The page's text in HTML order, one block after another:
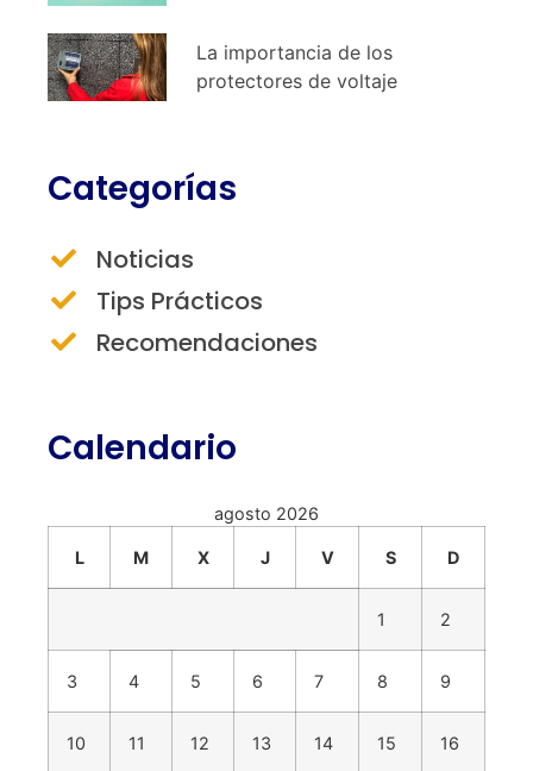
La importancia de los
protectores de voltaje
Categorías
Noticias
Tips Prácticos
Recomendaciones
Calendario
agosto 2026
L M X J V S D
1 2
3 4 5 6 7 8 9
10 11 12 13 14 15 16